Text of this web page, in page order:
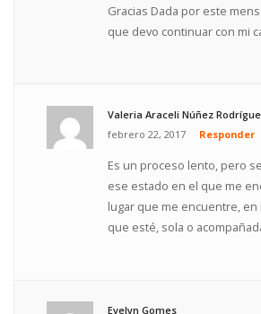
Gracias Dada por este
que devo continuar con mi
Valeria Araceli Núñez
febrero 22, 2017
Responder
Es un proceso lento, pero
ese estado en el que me
lugar que me encuentre, en
que esté, sola o
Evelyn Gomes